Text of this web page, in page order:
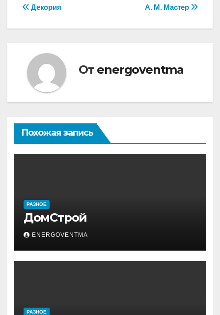
Навигация
по
записям
А. М. Мастер
Декория
От energoventma
Похожая запись
РАЗНОЕ
ДомСтрой
ENERGOVENTMA
РАЗНОЕ